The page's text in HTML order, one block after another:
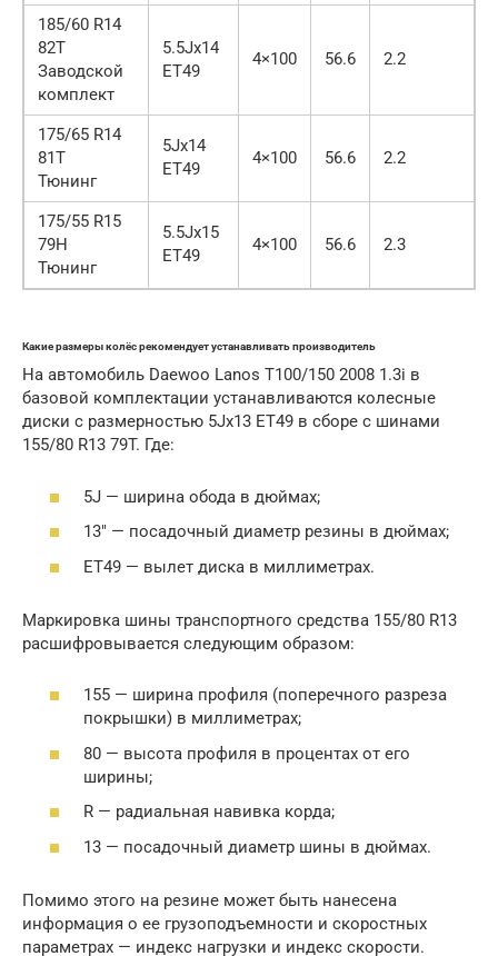
185/60 R14
82T
Заводской
комплект
5.5Jx14
ET49
4×100 56.6 2.2
175/65 R14
81T
Тюнинг
5Jx14
ET49
4×100 56.6 2.2
175/55 R15
79H
Тюнинг
5.5Jx15
ET49
4×100 56.6 2.3
Какие размеры колёс рекомендует устанавливать производитель
На автомобиль Daewoo Lanos T100/150 2008 1.3i в
базовой комплектации устанавливаются колесные
диски с размерностью 5Jx13 ET49 в сборе с шинами
155/80 R13 79T. Где:
5J — ширина обода в дюймах;
13″ — посадочный диаметр резины в дюймах;
ET49 — вылет диска в миллиметрах.
Маркировка шины транспортного средства 155/80 R13
расшифровывается следующим образом:
155 — ширина профиля (поперечного разреза
покрышки) в миллиметрах;
80 — высота профиля в процентах от его
ширины;
R — радиальная навивка корда;
13 — посадочный диаметр шины в дюймах.
Помимо этого на резине может быть нанесена
информация о ее грузоподъемности и скоростных
параметрах — индекс нагрузки и индекс скорости.